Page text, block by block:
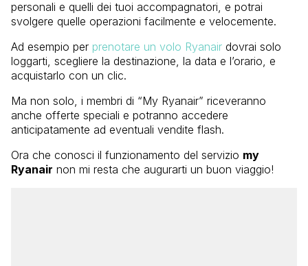
personali e quelli dei tuoi accompagnatori, e potrai
svolgere quelle operazioni facilmente e velocemente.
Ad esempio per prenotare un volo Ryanair dovrai solo
loggarti, scegliere la destinazione, la data e l’orario, e
acquistarlo con un clic.
Ma non solo, i membri di “My Ryanair” riceveranno
anche offerte speciali e potranno accedere
anticipatamente ad eventuali vendite flash.
Ora che conosci il funzionamento del servizio my
Ryanair non mi resta che augurarti un buon viaggio!